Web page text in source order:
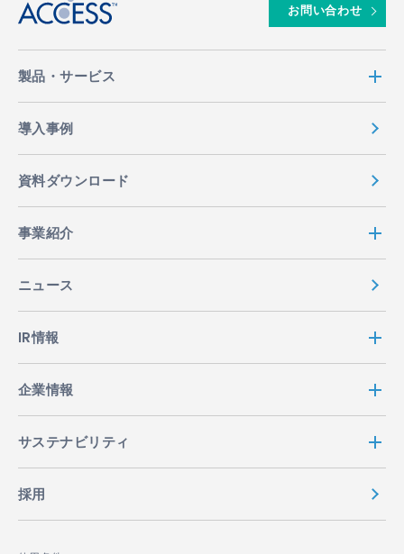
お問い合わせ
製品・サービス
導入事例
資料ダウンロード
事業紹介
ニュース
IR情報
企業情報
サステナビリティ
採用